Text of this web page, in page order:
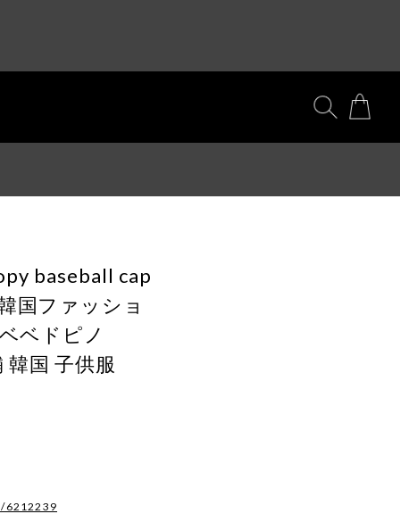
baseball cap
国ファッショ
ベドピノ
国 子供服
6212239